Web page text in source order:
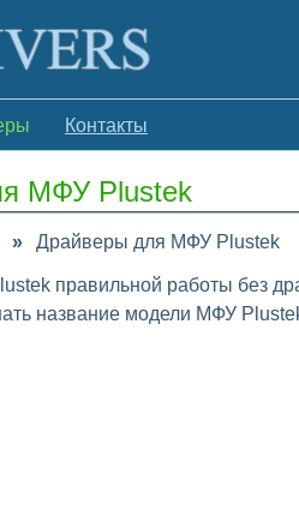
Контакты
МФУ Plustek
» Драйверы для МФУ Plustek
правильной работы без
название модели МФУ